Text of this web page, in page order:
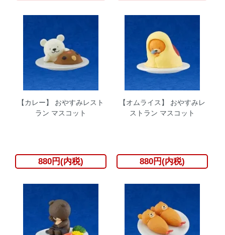
【カレー】 おやすみレスト
ラン マスコット
880円(内税)
【オムライス】 おやすみレ
ストラン マスコット
880円(内税)